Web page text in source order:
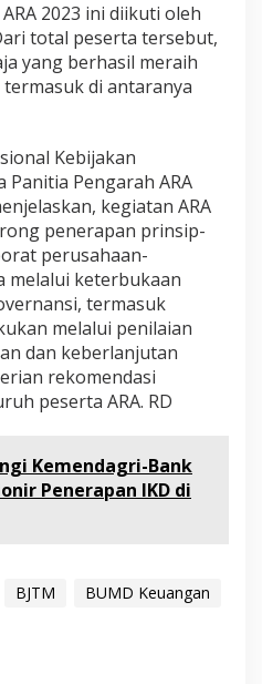
2023 ini diikuti oleh
total peserta tersebut,
yang berhasil meraih
termasuk di antaranya
Kebijakan
Panitia Pengarah ARA
kegiatan ARA
penerapan prinsip-
perusahaan-
melalui keterbukaan
termasuk
melalui penilaian
dan keberlanjutan
rekomendasi
peserta ARA. RD
Kemendagri-Bank
Penerapan IKD di
BJTM
BUMD Keuangan